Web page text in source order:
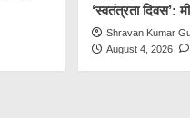
‘स्वतंत्रता दिवस’:
Shravan Kumar
August 4, 2026